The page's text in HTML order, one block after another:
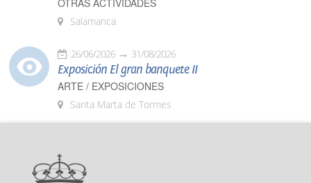
OTRAS ACTIVIDADES
Salamanca
26/06/2026 31/08/2026
Exposición El gran banquete II
ARTE / EXPOSICIONES
Santa Marta de Tormes